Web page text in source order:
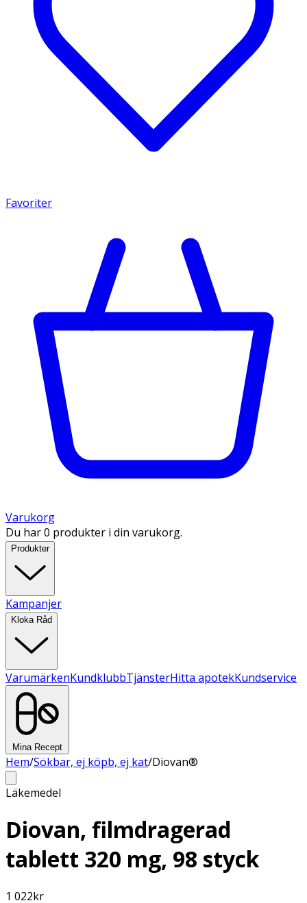
Favoriter
Varukorg
Du har 0 produkter i din varukorg.
Produkter
Kampanjer
Kloka Råd
VarumärkenKundklubbTjänsterHitta apotekKundservice
Mina Recept
Hem/Sökbar, ej köpb, ej kat/Diovan®
Läkemedel
Diovan, filmdragerad
tablett 320 mg, 98 styck
1 022kr